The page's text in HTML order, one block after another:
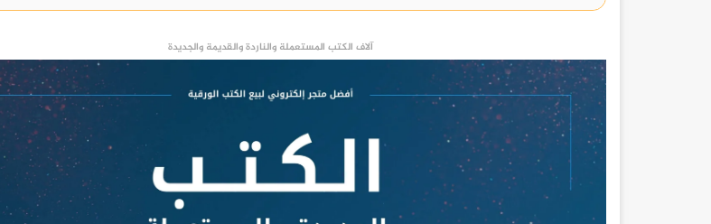
آلاف الكتب المستعملة والناردة والقديمة والجديدة